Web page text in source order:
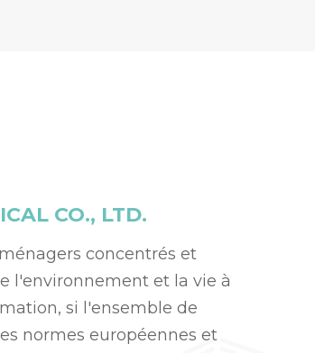
CO., LTD.
concentrés et
l'environnement et la vie à
si l'ensemble de
normes européennes et